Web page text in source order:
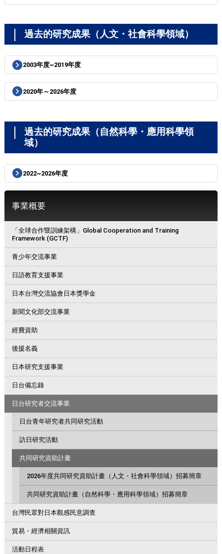
過去的研究成果（人文・社會科學領域）
2003年度~2019年度
2020年～2026年度
過去的研究成果（自然科學・應用科學領
域）
2022~2026年度
事業概要
「全球合作暨訓練架構」Global Cooperation and Training
Framework (GCTF)
青少年交流事業
日語教育支援事業
日本台灣交流協會日本獎學金
新聞文化部交流事業
經費資助
後援名義
日本研究支援事業
日台備忘錄
日台研究者交流事業
日台青年研究者共同研究活動
訪日研究活動
共同研究資助計畫
2026年度共同研究資助計畫（人文・社會科學領域）招募簡章
共同研究資助計畫（自然科學・應用科學領域）招募簡章
台灣民眾對日本觀感民意調查
貿易・經濟相關資訊
活動日程表